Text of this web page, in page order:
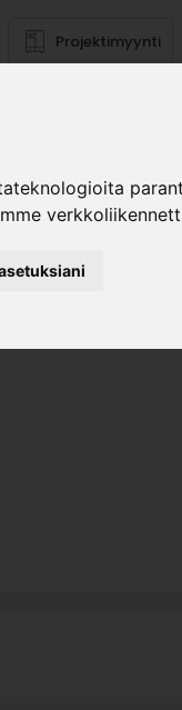
Projektimyynti